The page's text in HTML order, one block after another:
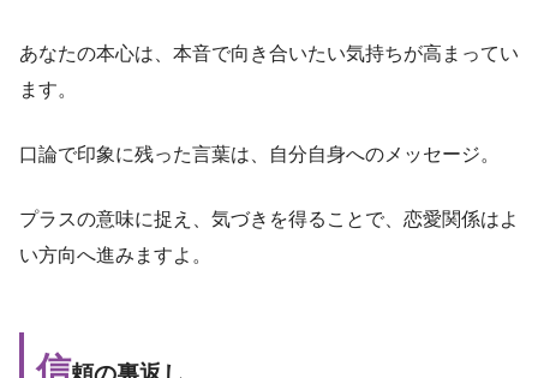
あなたの本心は、本音で向き合いたい気持ちが高まってい
ます。
口論で印象に残った言葉は、自分自身へのメッセージ。
プラスの意味に捉え、気づきを得ることで、恋愛関係はよ
い方向へ進みますよ。
信